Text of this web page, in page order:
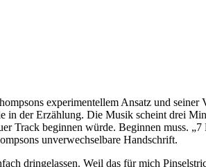
experimentellem Ansatz und
der Erzählung. Die Musik scheint drei
Track beginnen würde. Beginnen muss.
unverwechselbare Handschrift.
dringelassen. Weil das für mich